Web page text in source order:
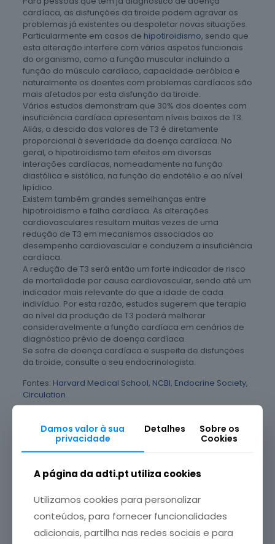
cardíaca, as disfunções da tiroide podem agravar os
problemas já existentes ou despoletar novas situações.
Particularmente em casos de hipotiroidismo, sendo que
esta alteração interfere com vários aspetos funcionais
do organismo, como a função muscular incluindo a
função do músculo cardíaco, capacidade aeróbica e
naturalmente os doentes com problemas cardíacos são
mais afetados por esta disfunção da tiroide.
Vários estudos demonstram que 30% dos doentes com
insuficiência cardíaca apresentam níveis baixos de T3.
Aliás, a descida dos valores de T3 é diretamente
proporcional à severidade da doença cardíaca. No
geral, o hipotiroidismo tem efeitos em diversas
interações cardíacas, nomeadamente na função
diastólica e sistólica, na função do endotélio e ao nível
lipídico.
Existem também grandes semelhanças entre
hipotiroidismo e falha cardíaca. As alterações
cardiovasculares resultam muitas vezes de uma
redução de T3 em mecanismos associados ao
desempenho cardiovascular e conduzem a insuficiência
cardíaca.
A redução de T3 será então um forte indicador de risco
de mortalidade por causa cardiovascular, sendo até um
indicador mais relevante do que a idade de cada
indivíduo. Por esta razão, estudos sugerem que terapia
ao nível da produção de T3 poderá melhorar
consideravelmente a função cardíaca em cenários de
diagnóstico prévio de doença cardíaca.
Se sofre de doença cardíaca e suspeita de disfunções
da tiroide, consulte o seu endocrinologista.
Fontes: Harvard Medical School, NCBI, Endocrine Society,
Circulation
Partilhar
Artigos relacionados
Damos valor à sua
privacidade
Detalhes
Sobre os
Cookies
A página da adti.pt utiliza cookies
Utilizamos cookies para personalizar
conteúdos, para fornecer funcionalidades
adicionais, partilha nas redes sociais e para